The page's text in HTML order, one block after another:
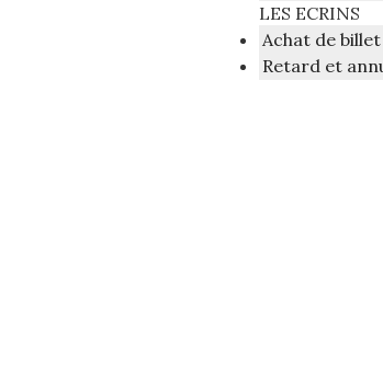
LES ECRINS
Achat de billet
Retard et